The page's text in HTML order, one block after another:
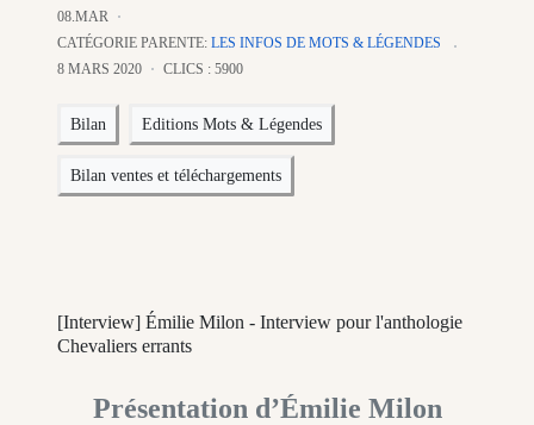
08.MAR
CATÉGORIE PARENTE: LES INFOS DE MOTS & LÉGENDES
8 MARS 2020
CLICS : 5900
Bilan Editions Mots & Légendes
Bilan ventes et téléchargements
[Interview] Émilie Milon - Interview pour l'anthologie
Chevaliers errants
Présentation d’Émilie Milon